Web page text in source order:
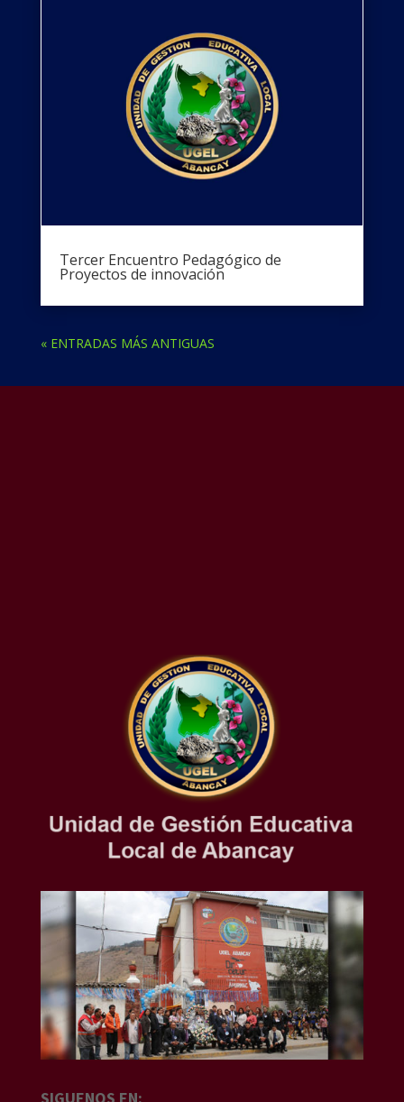
Tercer Encuentro Pedagógico de
Proyectos de innovación
« ENTRADAS MÁS ANTIGUAS